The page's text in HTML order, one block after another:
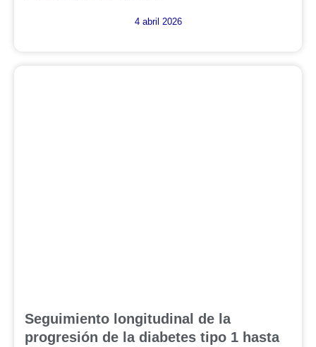
4 abril 2026
Seguimiento longitudinal de la
progresión de la diabetes tipo 1 hasta